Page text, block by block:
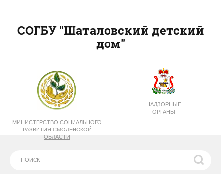
МИНИСТЕРСТВО СОЦИАЛЬНОГО
РАЗВИТИЯ СМОЛЕНСКОЙ
ОБЛАСТИ
НАДЗОРНЫЕ
ОРГАНЫ
СОГБУ "Шаталовский детский
дом"